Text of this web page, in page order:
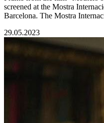
screened at the Mostra
Barcelona. The Mostra
29.05.2023